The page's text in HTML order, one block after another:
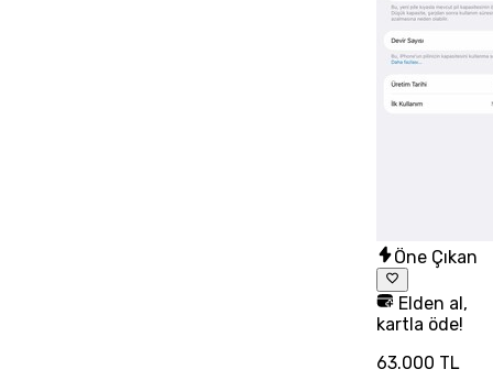
Öne Çıkan
Elden al,
kartla öde!
63.000 TL